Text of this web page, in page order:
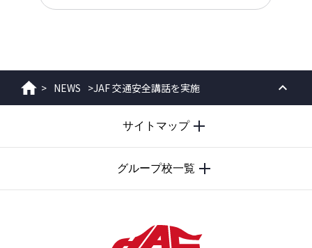
ホーム
> NEWS >JAF 交通安全講話を実施
PAGE
サイトマップ
グループ校一覧